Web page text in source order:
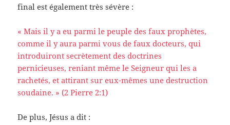
final est également très sévère :
« Mais il y a eu parmi le peuple des faux prophètes,
comme il y aura parmi vous de faux docteurs, qui
introduiront secrètement des doctrines
pernicieuses, reniant même le Seigneur qui les a
rachetés, et attirant sur eux-mêmes une destruction
soudaine. » (2 Pierre 2:1)
De plus, Jésus a dit :